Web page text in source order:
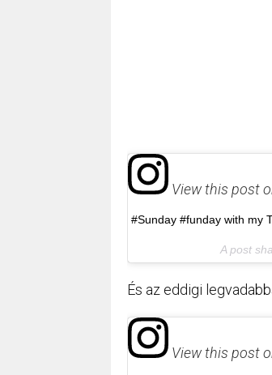
View this post
#Sunday #funday with my
A post
És az eddigi
View this post